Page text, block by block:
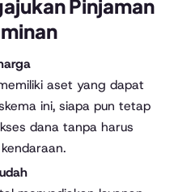
Pinjaman
aset yang dapat
ini, siapa pun tetap
dana tanpa harus